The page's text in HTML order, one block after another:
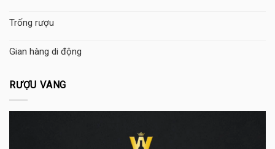
Trống rượu
Gian hàng di động
RƯỢU VANG